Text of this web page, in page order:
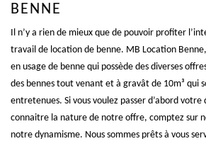
BENNE
Il n’y a rien de mieux que de pouvoir profiter
travail de location de benne. MB Location
en usage de benne qui possède des diverses
des bennes tout venant et à gravât de 10m³ qui
entretenues. Si vous voulez passer d’abord
connaitre la nature de notre offre, comptez sur
notre dynamisme. Nous sommes prêts à vous